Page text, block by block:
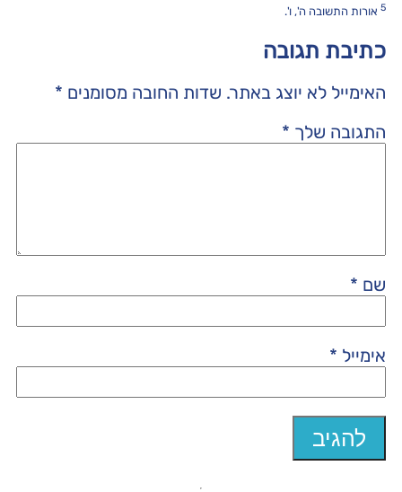
5אורות התשובה ה', ו'.
כתיבת תגובה
האימייל לא יוצג באתר. שדות החובה מסומנים *
התגובה שלך *
שם *
אימייל *